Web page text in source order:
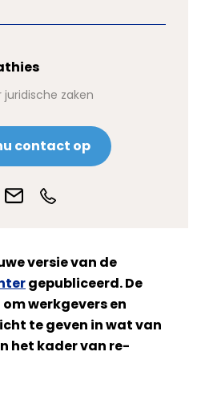
juridische zaken
contact op
versie van de
gepubliceerd. De
werkgevers en
te geven in wat van
het kader van re-